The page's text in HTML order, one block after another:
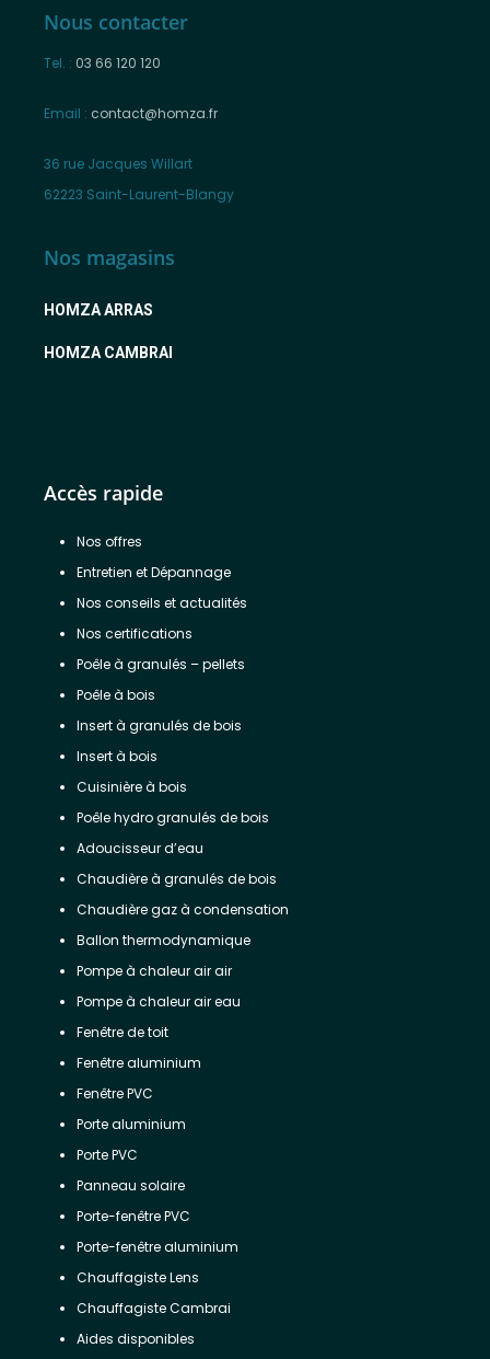
Nous contacter
Tel. : 03 66 120 120
Email : contact@homza.fr
36 rue Jacques Willart
62223 Saint-Laurent-Blangy
Nos magasins
HOMZA ARRAS
HOMZA CAMBRAI
Accès rapide
Nos offres
Entretien et Dépannage
Nos conseils et actualités
Nos certifications
Poêle à granulés – pellets
Poêle à bois
Insert à granulés de bois
Insert à bois
Cuisinière à bois
Poêle hydro granulés de bois
Adoucisseur d’eau
Chaudière à granulés de bois
Chaudière gaz à condensation
Ballon thermodynamique
Pompe à chaleur air air
Pompe à chaleur air eau
Fenêtre de toit
Fenêtre aluminium
Fenêtre PVC
Porte aluminium
Porte PVC
Panneau solaire
Porte-fenêtre PVC
Porte-fenêtre aluminium
Chauffagiste Lens
Chauffagiste Cambrai
Aides disponibles